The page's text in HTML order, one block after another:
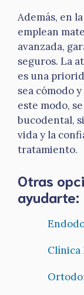
Además, en
emplean
avanzada,
seguros. La
es una
sea cómodo
este modo,
bucodental,
vida y la
tratamiento.
Otras
ayudarte:
Clínica